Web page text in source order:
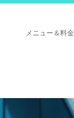
メニュー＆料金